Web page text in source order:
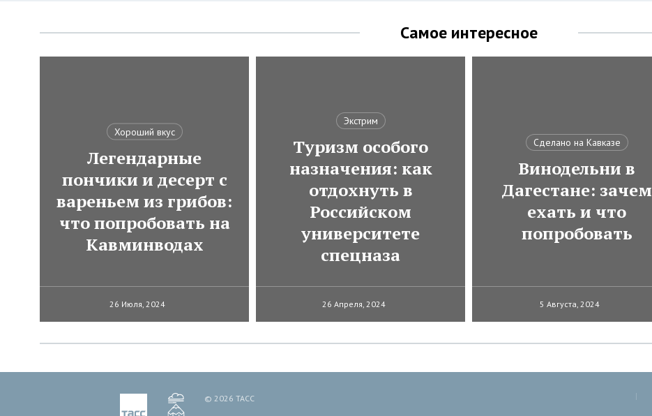
Самое интересное
Хороший вкус
Легендарные
пончики и десерт с
вареньем из грибов:
что попробовать на
Кавминводах
26 Июля, 2024
Экстрим
Туризм особого
назначения: как
отдохнуть в
Российском
университете
спецназа
26 Апреля, 2024
Сделано на Кавказе
Винодельни в
Дагестане: зачем
ехать и что
попробовать
5 Августа, 2024
© 2026 ТАСС